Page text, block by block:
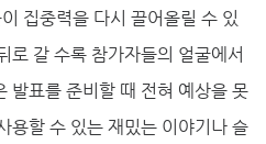
집중력을 다시 끌어올릴 수 있
로 갈 수록 참가자들의 얼굴에서
발표를 준비할 때 전혀 예상을 못
용할 수 있는 재밌는 이야기나 슬